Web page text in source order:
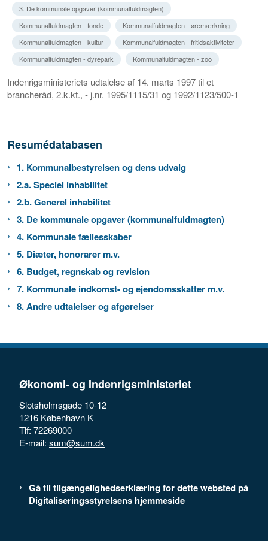
3. De kommunale opgaver (kommunalfuldmagten)
Kommunalfuldmagten - fonde
Kommunalfuldmagten - øremærkning
Kommunalfuldmagten - kultur
Kommunalfuldmagten - fritidsaktiviteter
Kommunalfuldmagten - dyrepark
Kommunalfuldmagten - zoo
Indenrigsministeriets udtalelse af 14. marts 1997 til et
brancheråd, 2.k.kt., - j.nr. 1995/1115/31 og 1992/1123/500-1
Resumédatabasen
1. Kommunalbestyrelsen og dens udvalg
2.a. Speciel inhabilitet
2.b. Generel inhabilitet
3. De kommunale opgaver (kommunalfuldmagten)
4. Kommunale fællesskaber
5. Diæter, honorarer m.v.
6. Budget, regnskab og revision
7. Kommunale indkomst- og ejendomsskatter m.v.
8. Andre udtalelser og afgørelser
Økonomi- og Indenrigsministeriet
Slotsholmsgade 10-12
1216 København K
Tlf: 72269000
E-mail: sum@sum.dk
Gå til tilgængelighedserklæring for dette websted på
Digitaliseringsstyrelsens hjemmeside